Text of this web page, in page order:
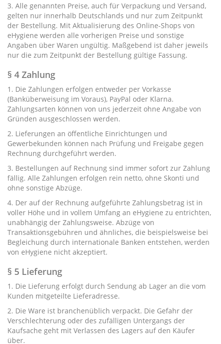
3. Alle genannten Preise, auch für Verpackung und Versand,
gelten nur innerhalb Deutschlands und nur zum Zeitpunkt
der Bestellung. Mit Aktualisierung des Online-Shops von
eHygiene werden alle vorherigen Preise und sonstige
Angaben über Waren ungültig. Maßgebend ist daher jeweils
nur die zum Zeitpunkt der Bestellung gültige Fassung.
§ 4 Zahlung
1. Die Zahlungen erfolgen entweder per Vorkasse
(Banküberweisung im Voraus), PayPal oder Klarna.
Zahlungsarten können von uns jederzeit ohne Angabe von
Gründen ausgeschlossen werden.
2. Lieferungen an öffentliche Einrichtungen und
Gewerbekunden können nach Prüfung und Freigabe gegen
Rechnung durchgeführt werden.
3. Bestellungen auf Rechnung sind immer sofort zur Zahlung
fällig. Alle Zahlungen erfolgen rein netto, ohne Skonti und
ohne sonstige Abzüge.
4. Der auf der Rechnung aufgeführte Zahlungsbetrag ist in
voller Höhe und in vollem Umfang an eHygiene zu entrichten,
unabhängig der Zahlungsweise. Abzüge von
Transaktionsgebühren und ähnliches, die beispielsweise bei
Begleichung durch internationale Banken entstehen, werden
von eHygiene nicht akzeptiert.
§ 5 Lieferung
1. Die Lieferung erfolgt durch Sendung ab Lager an die vom
Kunden mitgeteilte Lieferadresse.
2. Die Ware ist branchenüblich verpackt. Die Gefahr der
Verschlechterung oder des zufälligen Untergangs der
Kaufsache geht mit Verlassen des Lagers auf den Käufer
über.